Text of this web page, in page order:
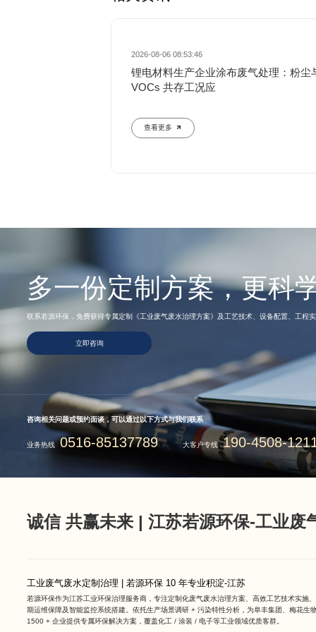
2026-08-06 08:53:46
锂电材料生产企业涂布废气处理：粉尘
VOCs 共存工况应
查看更多
多一份定制方案，更科
联系若源环保，免费获得专属定制《工业废气废水治理方案》及工艺技术、设备配置、工程
立即咨询
咨询相关问题或预约面谈，可以通过以下方式与我们联系
业务热线 0516-85137789 大客户专线 190-4508-
诚信 共赢未来 | 江苏若源环保-工业废
工业废气废水定制治理 | 若源环保 10 年专业积淀-江苏
若源环保作为江苏工业环保治理服务商 ，专注定制化废气废水治理方案、高效工艺技术实施
期运维保障及智能监控系统搭建。依托生产场景调研 + 污染特性分析，为阜丰集团、梅花生
1500 + 企业提供专属环保解决方案，覆盖化工 / 涂装 / 电子等工业领域优质客群。